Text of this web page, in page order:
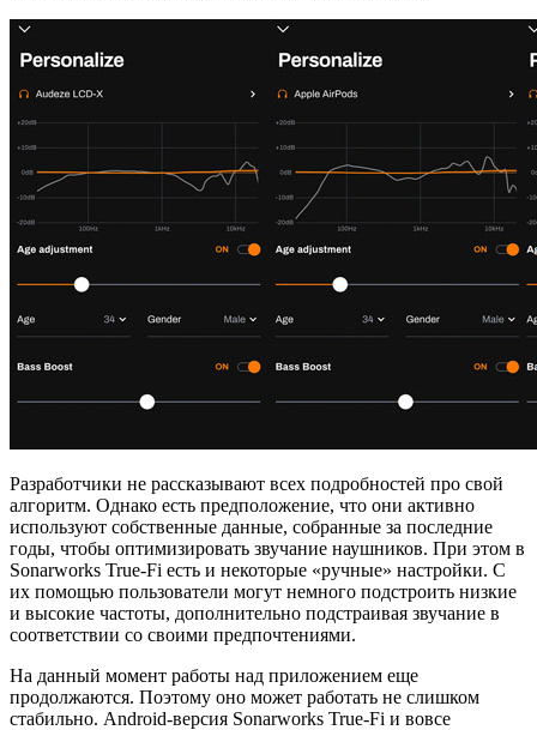
Разработчики не рассказывают всех подробностей про свой
алгоритм. Однако есть предположение, что они активно
используют собственные данные, собранные за последние
годы, чтобы оптимизировать звучание наушников. При этом в
Sonarworks True-Fi есть и некоторые «ручные» настройки. С
их помощью пользователи могут немного подстроить низкие
и высокие частоты, дополнительно подстраивая звучание в
соответствии со своими предпочтениями.
На данный момент работы над приложением еще
продолжаются. Поэтому оно может работать не слишком
стабильно. Android-версия Sonarworks True-Fi и вовсе